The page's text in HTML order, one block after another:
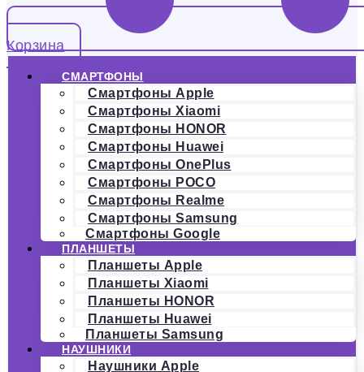
Корзина
СМАРТФОНЫ
Смартфоны Apple
Смартфоны Xiaomi
Смартфоны HONOR
Смартфоны Huawei
Смартфоны OnePlus
Смартфоны POCO
Смартфоны Realme
Смартфоны Samsung
Смартфоны Google
ПЛАНШЕТЫ
Планшеты Apple
Планшеты Xiaomi
Планшеты HONOR
Планшеты Huawei
Планшеты Samsung
НАУШНИКИ
Наушники Apple